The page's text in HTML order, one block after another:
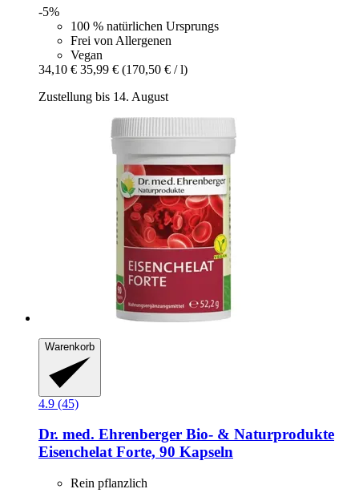
-5%
100 % natürlichen Ursprungs
Frei von Allergenen
Vegan
34,10 € 35,99 € (170,50 € / l)
Zustellung bis 14. August
Warenkorb
4.9 (45)
Dr. med. Ehrenberger Bio- & Naturprodukte
Eisenchelat Forte, 90 Kapseln
Rein pflanzlich